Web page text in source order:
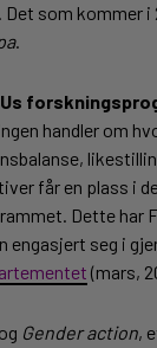
Det som kommer i
.
handler om
får en plass i
Dette har
engasjert seg i
(mars,
Gender action,